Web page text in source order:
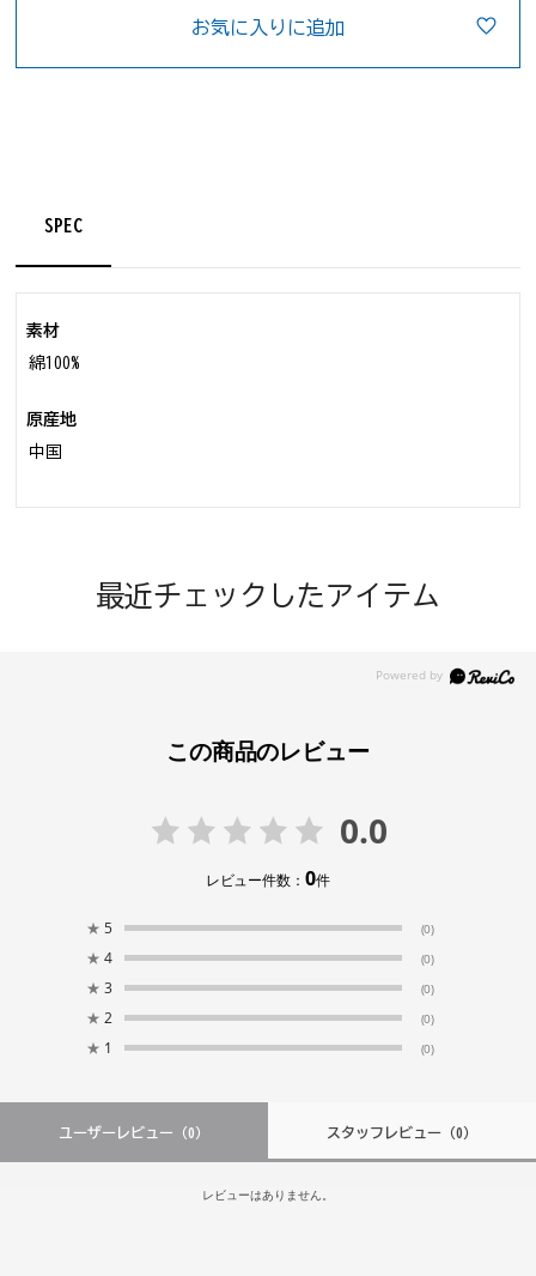
お気に入りに追加
SPEC
素材
綿100%
原産地
中国
最近チェックしたアイテム
この商品のレビュー
0.0
レビュー件数：0件
★ 5 (0)
★ 4 (0)
★ 3 (0)
★ 2 (0)
★ 1 (0)
ユーザーレビュー （0） スタッフレビュー（0）
レビューはありません。